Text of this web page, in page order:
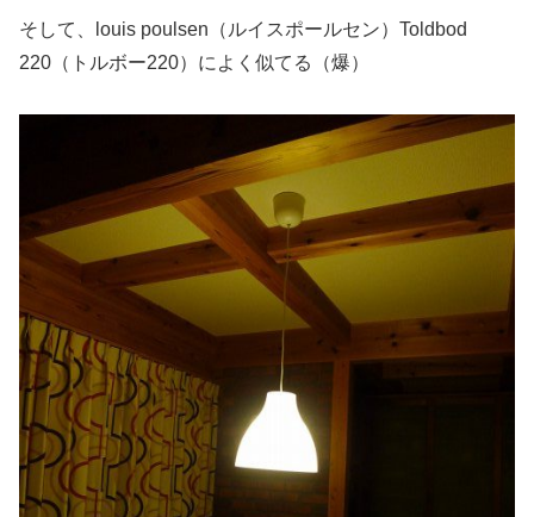
そして、louis poulsen（ルイスポールセン）Toldbod
220（トルボー220）によく似てる（爆）